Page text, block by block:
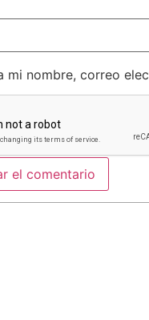
mi nombre, correo